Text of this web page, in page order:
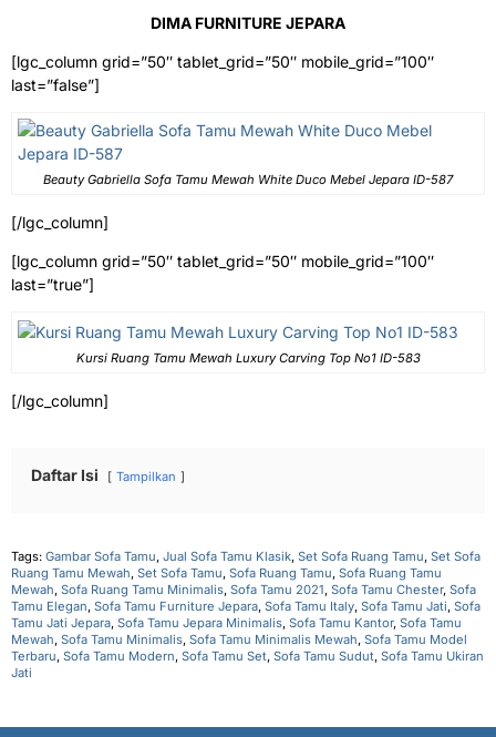
DIMA FURNITURE JEPARA
[lgc_column grid=”50″ tablet_grid=”50″ mobile_grid=”100″
last=”false”]
Beauty Gabriella Sofa Tamu Mewah White Duco Mebel Jepara ID-587
[/lgc_column]
[lgc_column grid=”50″ tablet_grid=”50″ mobile_grid=”100″
last=”true”]
Kursi Ruang Tamu Mewah Luxury Carving Top No1 ID-583
[/lgc_column]
Daftar Isi Tampilkan
Tags: Gambar Sofa Tamu, Jual Sofa Tamu Klasik, Set Sofa Ruang Tamu, Set Sofa
Ruang Tamu Mewah, Set Sofa Tamu, Sofa Ruang Tamu, Sofa Ruang Tamu
Mewah, Sofa Ruang Tamu Minimalis, Sofa Tamu 2021, Sofa Tamu Chester, Sofa
Tamu Elegan, Sofa Tamu Furniture Jepara, Sofa Tamu Italy, Sofa Tamu Jati, Sofa
Tamu Jati Jepara, Sofa Tamu Jepara Minimalis, Sofa Tamu Kantor, Sofa Tamu
Mewah, Sofa Tamu Minimalis, Sofa Tamu Minimalis Mewah, Sofa Tamu Model
Terbaru, Sofa Tamu Modern, Sofa Tamu Set, Sofa Tamu Sudut, Sofa Tamu Ukiran
Jati